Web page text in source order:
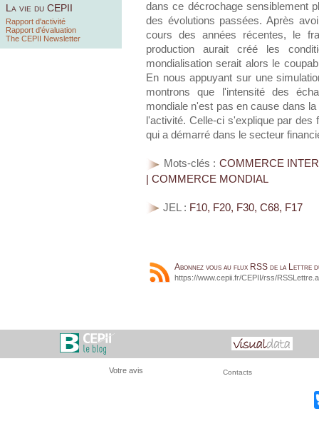
La vie du CEPII
Rapport d'activité
Rapport d'évaluation
The CEPII Newsletter
dans ce décrochage sensiblement
des évolutions passées. Après
cours des années récentes, le
production aurait créé les
mondialisation serait alors le
En nous appuyant sur une
montrons que l'intensité des
mondiale n'est pas en cause dans
l'activité. Celle-ci s'explique par
qui a démarré dans le secteur
Mots-clés : COMMERCE
| COMMERCE MONDIAL
JEL : F10, F20, F30, C68, F17
Abonnez vous au flux RSS de la Lettre
https://www.cepii.fr/CEPII/rss/
Votre avis Contacts